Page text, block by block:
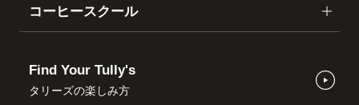
コーヒースクール
Find Your Tully's
タリーズの楽しみ方